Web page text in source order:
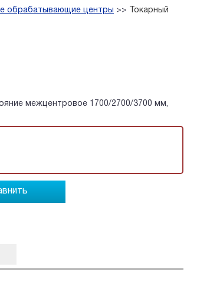
обрабатывающие центры >>
Токарный
межцентровое 1700/2700/3700 мм,